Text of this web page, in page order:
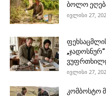
ბოლო
ივლისი 27,
ივლისი 27,
კომბოსტო